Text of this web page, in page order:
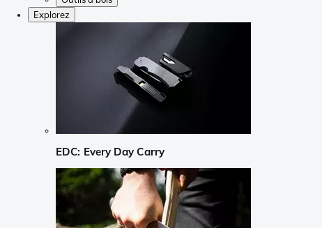
Explorez
EDC: Every Day Carry